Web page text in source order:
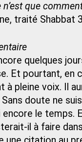
n’est que
traité Shabbat
quelques
Et pourtant, en
à pleine voix. Il
Sans doute ne
encore le
il à faire